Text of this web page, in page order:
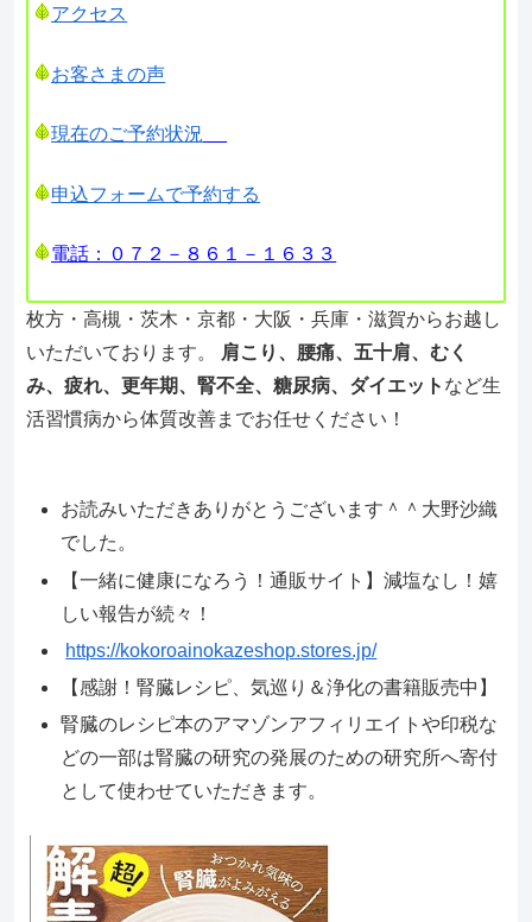
アクセス
お客さまの声
現在のご予約状況
申込フォームで予約する
電話：０７２－８６１－１６３３
枚方・高槻・茨木・京都・大阪・兵庫・滋賀からお越し
いただいております。 肩こり、腰痛、五十肩、むく
み、疲れ、更年期、腎不全、糖尿病、ダイエット など生
活習慣病から体質改善までお任せください！
お読みいただきありがとうございます＾＾大野沙織
でした。
【一緒に健康になろう！通販サイト】減塩なし！嬉
しい報告が続々！
https://kokoroainokazeshop.stores.jp/
【感謝！腎臓レシピ、気巡り＆浄化の書籍販売中】
腎臓のレシピ本のアマゾンアフィリエイトや印税な
どの一部は腎臓の研究の発展のための研究所へ寄付
として使わせていただきます。